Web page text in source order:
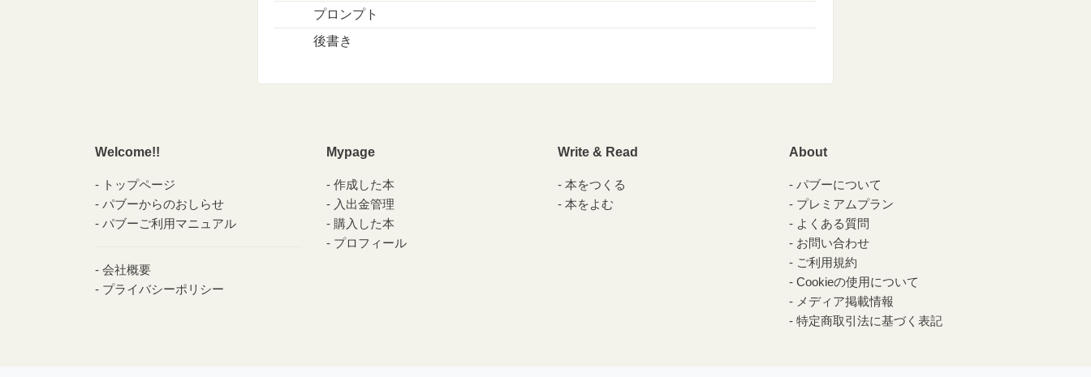
プロンプト
後書き
Welcome!!
トップページ
パブーからのおしらせ
パブーご利用マニュアル
会社概要
プライバシーポリシー
Mypage
作成した本
入出金管理
購入した本
プロフィール
Write & Read
本をつくる
本をよむ
About
パブーについて
プレミアムプラン
よくある質問
お問い合わせ
ご利用規約
Cookieの使用について
メディア掲載情報
特定商取引法に基づく表記